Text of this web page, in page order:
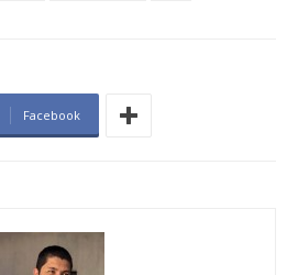
Facebook